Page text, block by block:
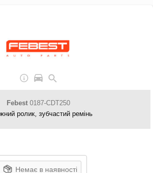
Febest 0187-CDT250
ролик, зубчастий ремінь
Немає в наявності